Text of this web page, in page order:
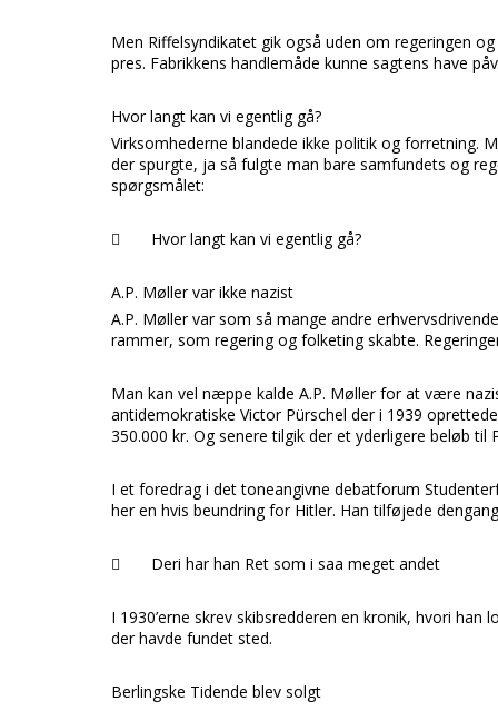
Men Riffelsyndikatet gik også uden om regeringen
pres. Fabrikkens handlemåde kunne sagtens have
Hvor langt kan vi egentlig gå?
Virksomhederne blandede ikke politik og forretning.
der spurgte, ja så fulgte man bare samfundets og
spørgsmålet:
 Hvor langt kan vi egentlig gå?
A.P. Møller var ikke nazist
A.P. Møllervar som så mange andre
rammer, som regering og folketing skabte.
Man kan vel næppe kalde A.P. Møllerfor at være
antidemokratiske Victor Pürschel der i 1939
350.000 kr. Og senere tilgik der et yderligere beløb til
I et foredrag i det toneangivne debatforum
her en hvis beundring for Hitler. Han tilføjede
 Deri har han Ret som i saa meget andet
I 1930’erne skrev skibsredderen en kronik, hvori han
der havde fundet sted.
Berlingske Tidende blev solgt